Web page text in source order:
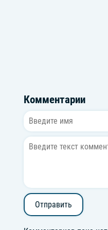
Комментарии
Отправить